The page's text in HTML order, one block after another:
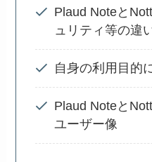
Plaud Noteと
ュリティ等の違
自身の利用目的
Plaud Noteと
ユーザー像